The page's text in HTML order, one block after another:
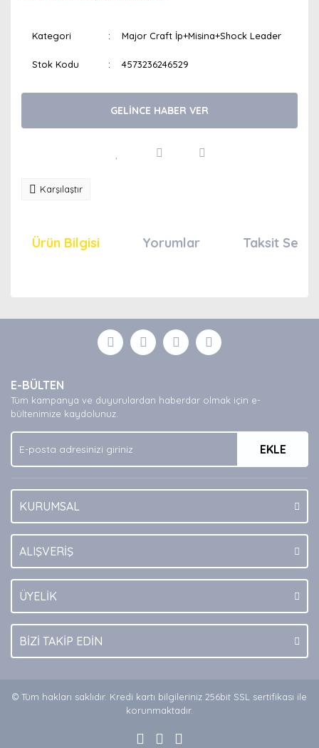
Kategori Major Craft İp+Misina+Shock Leader
Stok Kodu 4573236246529
GELİNCE HABER VER
Karşılaştır
Ürün Bilgisi Yorumlar Taksit
Yorum Yaz
formunu kullanarak tarafımıza iletebilirsiniz.
Görüş ve önerileriniz için teşekkür ederiz.
Ürün açıklamasında eksik bilgiler bulunuyor.
Ürün bilgilerinde hatalar bulunuyor.
Ürün fiyatı diğer sitelerden daha pahalı.
Bu ürüne benzer farklı alternatifler olmalı.
E-BÜLTEN
Tüm kampanya ve duyurulardan haberdar olmak için e-
bültenimize kaydolunuz.
EKLE
KURUMSAL
ALIŞVERİŞ
ÜYELİK
BİZİ TAKİP EDİN
© Tüm hakları saklıdır. Kredi kartı bilgileriniz 256bit SSL sertifikası ile
korunmaktadır.